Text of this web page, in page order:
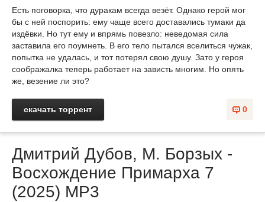
Есть поговорка, что дуракам всегда везёт. Однако герой мог
бы с ней поспорить: ему чаще всего доставались тумаки да
издёвки. Но тут ему и впрямь повезло: неведомая сила
заставила его поумнеть. В его тело пытался вселиться чужак,
попытка не удалась, и тот потерял свою душу. Зато у героя
соображалка теперь работает на зависть многим. Но опять
же, везение ли это?
0
скачать торрент
Дмитрий Дубов, М. Борзых -
Восхождение Примарха 7
(2025) МР3